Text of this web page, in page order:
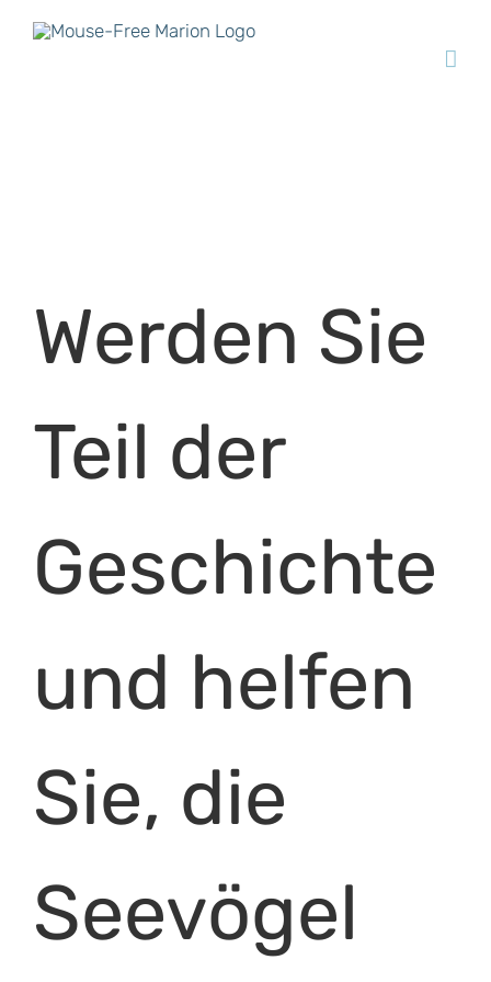
Skip
Werden Sie
Teil der
Geschichte
und helfen
Sie, die
Seevögel